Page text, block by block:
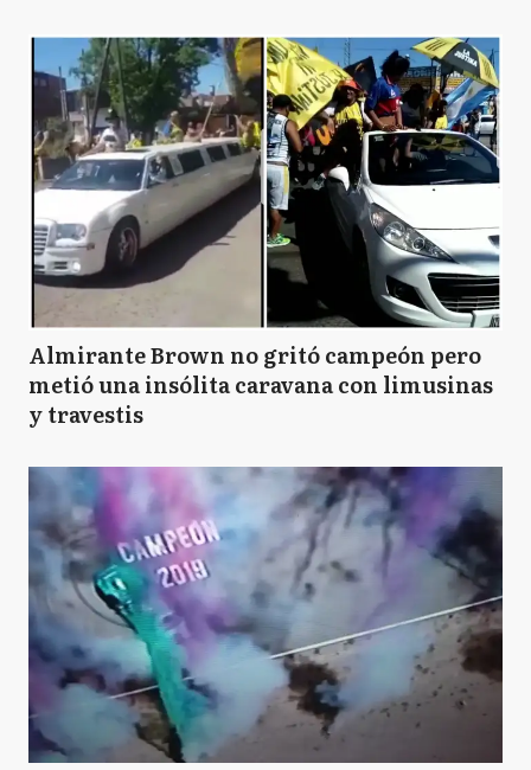
Almirante Brown no gritó campeón pero
metió una insólita caravana con limusinas
y travestis